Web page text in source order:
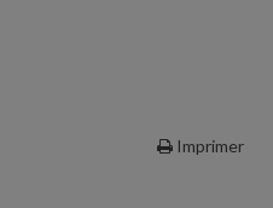
Imprimer